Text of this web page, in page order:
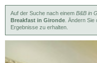
Auf der Suche nach einem B&B in
Breakfast in Gironde . Ändern
Ergebnisse zu erhalten.